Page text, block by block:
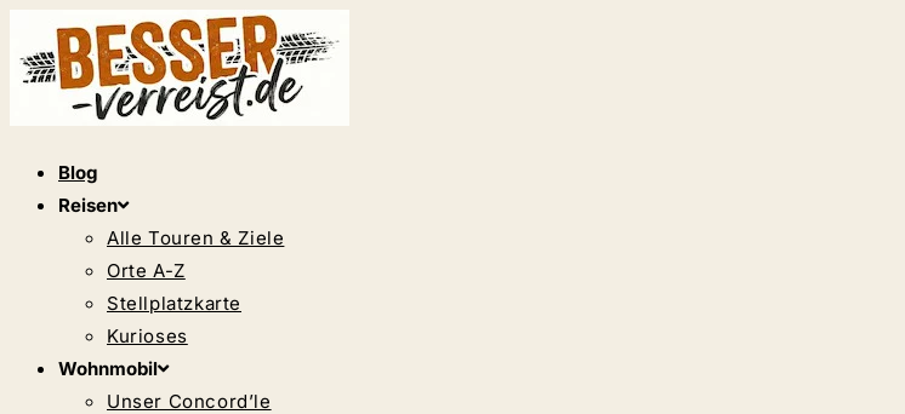
Inhalt
springen
Blog
Reisen
Alle Touren & Ziele
Orte A-Z
Stellplatzkarte
Kurioses
Wohnmobil
Unser Concord’le